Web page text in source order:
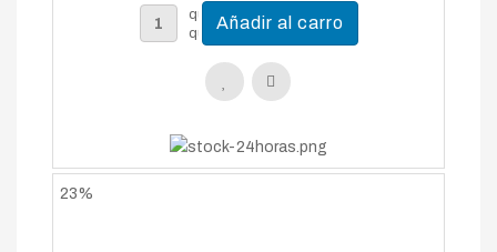
23%